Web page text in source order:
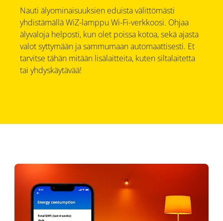
Nauti älyominaisuuksien eduista välittömästi
yhdistämällä WiZ-lamppu Wi-Fi-verkkoosi. Ohjaa
älyvaloja helposti, kun olet poissa kotoa, sekä ajasta
valot syttymään ja sammumaan automaattisesti. Et
tarvitse tähän mitään lisälaitteita, kuten siltalaitetta
tai yhdyskäytävää!